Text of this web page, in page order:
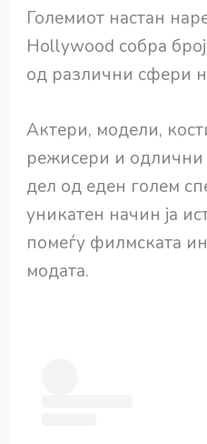
Големиот настан
Hollywood собра
од различни сфери
Актери, модели,
режисери и
дел од еден голем
уникатен начин ја
помеѓу филмската
модата.